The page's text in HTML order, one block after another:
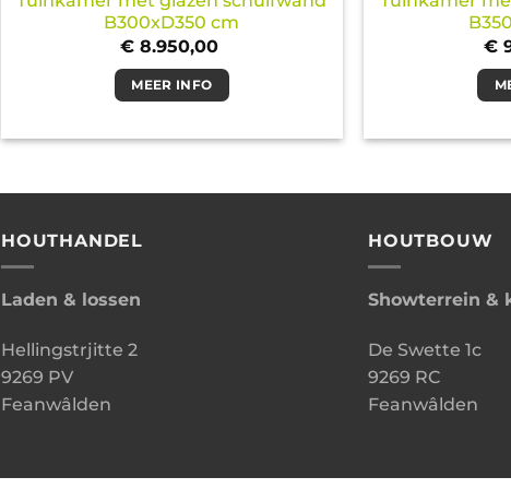
B300xD350 cm
€ 8.950,00
MEER INFO
€
HOUTHANDEL
Laden & lossen
Hellingstrjitte 2
9269 PV
Feanwâlden
HOUTBOUW
Showterrein &
De Swette 1c
9269 RC
Feanwâlden